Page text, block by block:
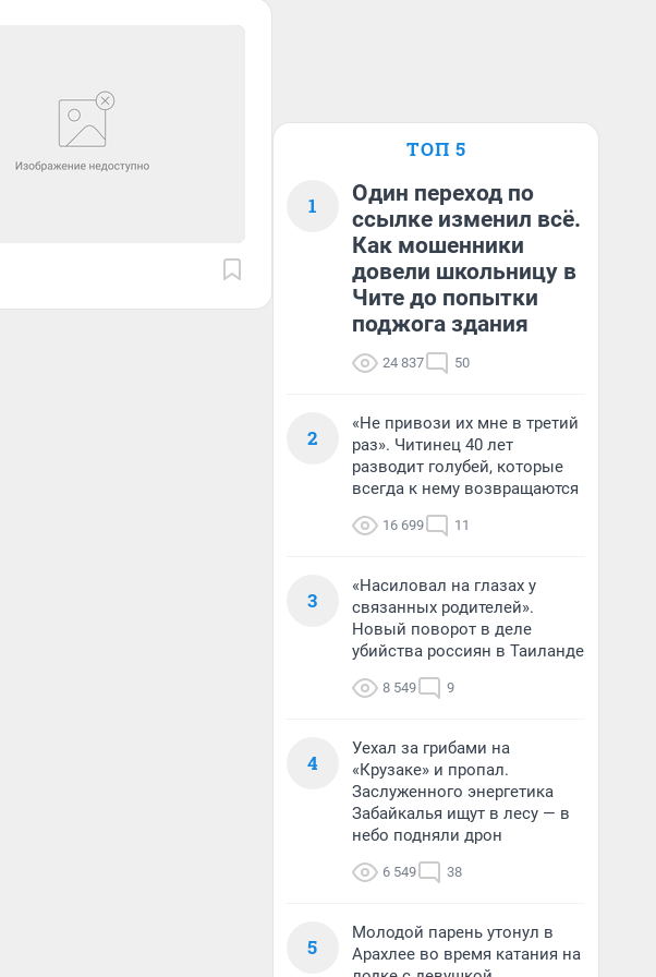
ТОП 5
1
Один переход по
ссылке изменил всё.
Как мошенники
довели школьницу в
Чите до попытки
поджога здания
24 837 50
2
«Не привози их мне в третий
раз». Читинец 40 лет
разводит голубей, которые
всегда к нему возвращаются
16 699 11
3
«Насиловал на глазах у
связанных родителей».
Новый поворот в деле
убийства россиян в Таиланде
8 549 9
4
Уехал за грибами на
«Крузаке» и пропал.
Заслуженного энергетика
Забайкалья ищут в лесу — в
небо подняли дрон
6 549 38
5
Молодой парень утонул в
Арахлее во время катания на